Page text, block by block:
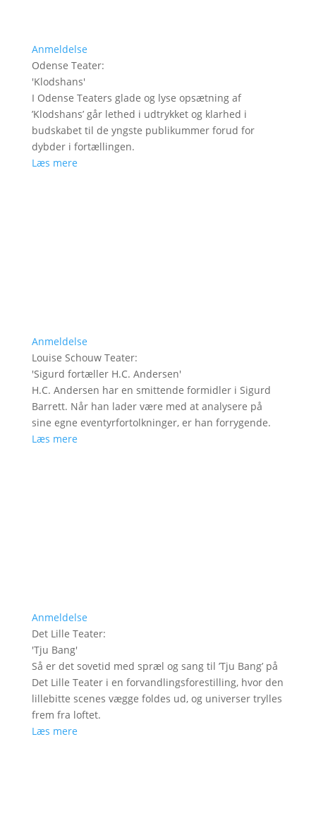
Anmeldelse
Odense Teater:
'Klodshans'
I Odense Teaters glade og lyse opsætning af
’Klodshans’ går lethed i udtrykket og klarhed i
budskabet til de yngste publikummer forud for
dybder i fortællingen.
Læs mere
Anmeldelse
Louise Schouw Teater:
'Sigurd fortæller H.C. Andersen'
H.C. Andersen har en smittende formidler i Sigurd
Barrett. Når han lader være med at analysere på
sine egne eventyrfortolkninger, er han forrygende.
Læs mere
Anmeldelse
Det Lille Teater:
'Tju Bang'
Så er det sovetid med spræl og sang til ’Tju Bang’ på
Det Lille Teater i en forvandlingsforestilling, hvor den
lillebitte scenes vægge foldes ud, og universer trylles
frem fra loftet.
Læs mere